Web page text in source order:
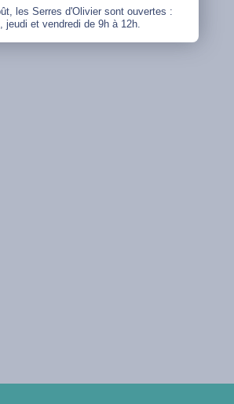
les Serres d'Olivier sont ouvertes :
jeudi et vendredi de 9h à 12h.